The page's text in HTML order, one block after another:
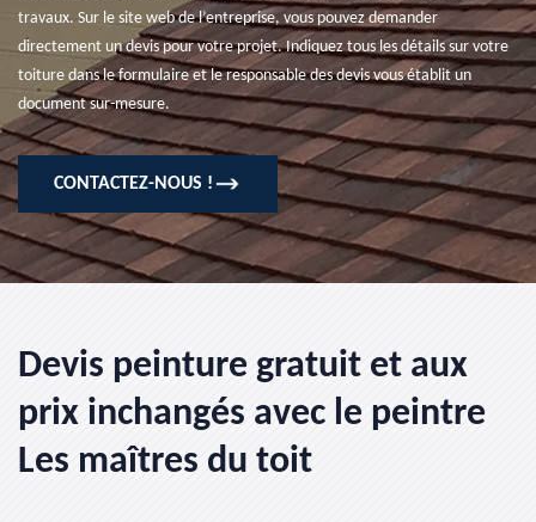
travaux. Sur le site web de l’entreprise, vous pouvez demander
directement un devis pour votre projet. Indiquez tous les détails sur votre
toiture dans le formulaire et le responsable des devis vous établit un
document sur-mesure.
CONTACTEZ-NOUS !
Devis peinture gratuit et aux
prix inchangés avec le peintre
Les maîtres du toit